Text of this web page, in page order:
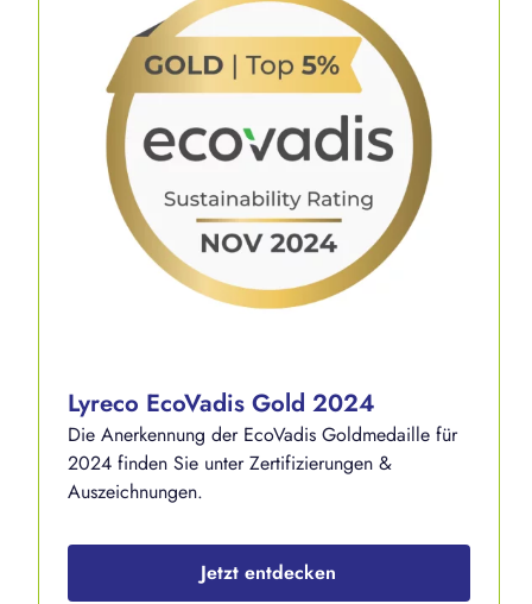
Lyreco EcoVadis Gold 2024
Die Anerkennung der EcoVadis Goldmedaille für
2024 finden Sie unter Zertifizierungen &
Auszeichnungen.
Jetzt entdecken